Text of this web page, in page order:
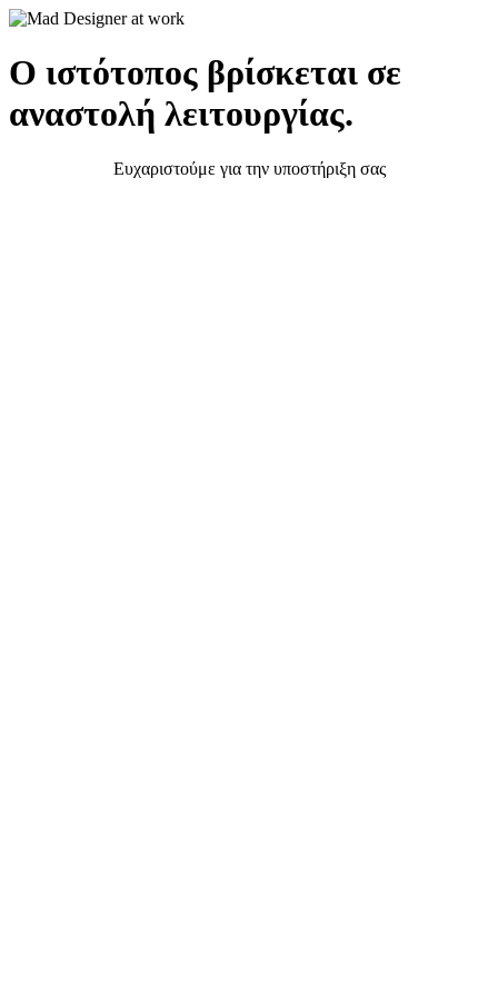
Ο ιστότοπος βρίσκεται σε
αναστολή λειτουργίας.
Ευχαριστούμε για την υποστήριξη σας